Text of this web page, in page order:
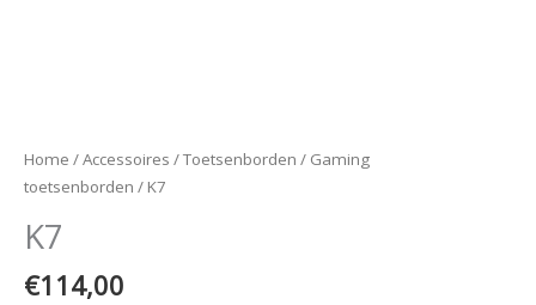
Home /Accessoires /Toetsenborden / Gaming
toetsenborden / K7
K7
€114,00